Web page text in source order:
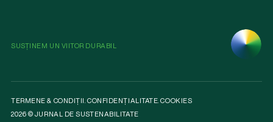
SUSȚINEM UN VIITOR DURABIL
TERMENE & CONDIȚII.CONFIDENȚIALITATE.COOKIES
2026 © JURNAL DE SUSTENABILITATE